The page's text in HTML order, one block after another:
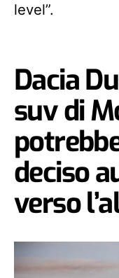
level”.
Dacia
suv di
deciso
verso